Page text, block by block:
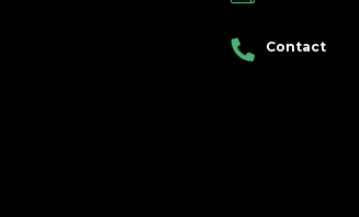
Contact